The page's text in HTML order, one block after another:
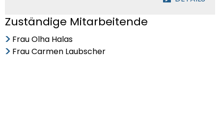
Zuständige Mitarbeitende
Frau Olha Halas
Frau Carmen Laubscher